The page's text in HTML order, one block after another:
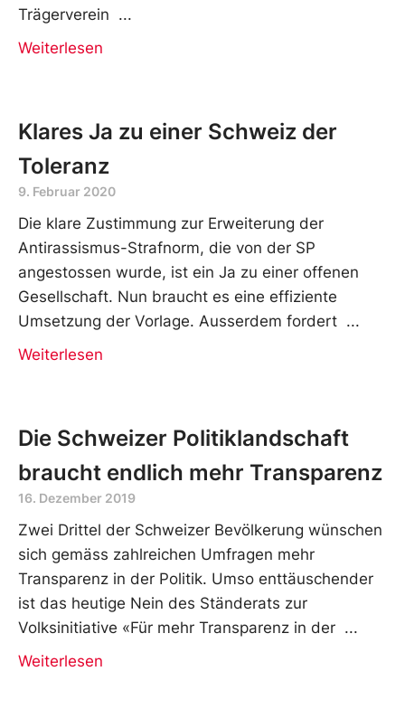
Trägerverein
Weiterlesen
Klares Ja zu einer Schweiz der
Toleranz
9. Februar 2020
Die klare Zustimmung zur Erweiterung der
Antirassismus-Strafnorm, die von der SP
angestossen wurde, ist ein Ja zu einer offenen
Gesellschaft. Nun braucht es eine effiziente
Umsetzung der Vorlage. Ausserdem fordert
Weiterlesen
Die Schweizer Politiklandschaft
braucht endlich mehr Transparenz
16. Dezember 2019
Zwei Drittel der Schweizer Bevölkerung wünschen
sich gemäss zahlreichen Umfragen mehr
Transparenz in der Politik. Umso enttäuschender
ist das heutige Nein des Ständerats zur
Volksinitiative «Für mehr Transparenz in der
Weiterlesen